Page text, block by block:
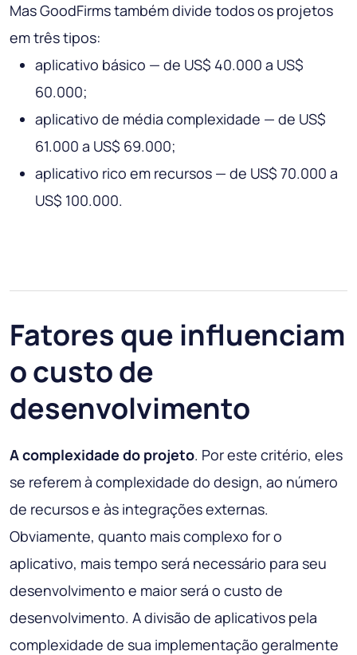
Mas GoodFirms também divide todos os projetos
em três tipos:
aplicativo básico — de US$ 40.000 a US$
60.000;
aplicativo de média complexidade — de US$
61.000 a US$ 69.000;
aplicativo rico em recursos — de US$ 70.000 a
US$ 100.000.
Fatores que influenciam
o custo de
desenvolvimento
A complexidade do projeto. Por este critério, eles
se referem à complexidade do design, ao número
de recursos e às integrações externas.
Obviamente, quanto mais complexo for o
aplicativo, mais tempo será necessário para seu
desenvolvimento e maior será o custo de
desenvolvimento. A divisão de aplicativos pela
complexidade de sua implementação geralmente